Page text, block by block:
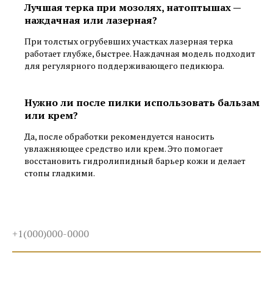
Лучшая терка при мозолях, натоптышах —
наждачная или лазерная?
При толстых огрубевших участках лазерная терка
работает глубже, быстрее. Наждачная модель подходит
для регулярного поддерживающего педикюра.
Нужно ли после пилки использовать бальзам
или крем?
Да, после обработки рекомендуется наносить
увлажняющее средство или крем. Это помогает
восстановить гидролипидный барьер кожи и делает
стопы гладкими.